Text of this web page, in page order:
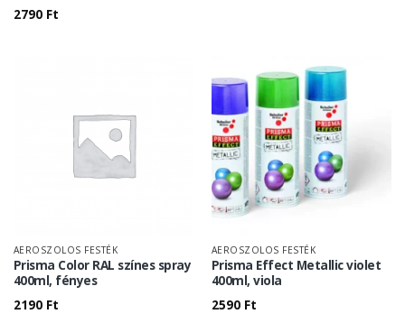
2790 Ft
AEROSZOLOS FESTÉK
Prisma Color RAL színes spray
400ml, fényes
2190 Ft
AEROSZOLOS FESTÉK
Prisma Effect Metallic violet
400ml, viola
2590 Ft